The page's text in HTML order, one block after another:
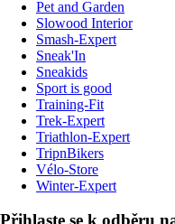
Pet and Garden
Slowood Interior
Smash-Expert
Sneak'In
Sneakids
Sport is good
Training-Fit
Trek-Expert
Triathlon-Expert
TripnBikers
Vélo-Store
Winter-Expert